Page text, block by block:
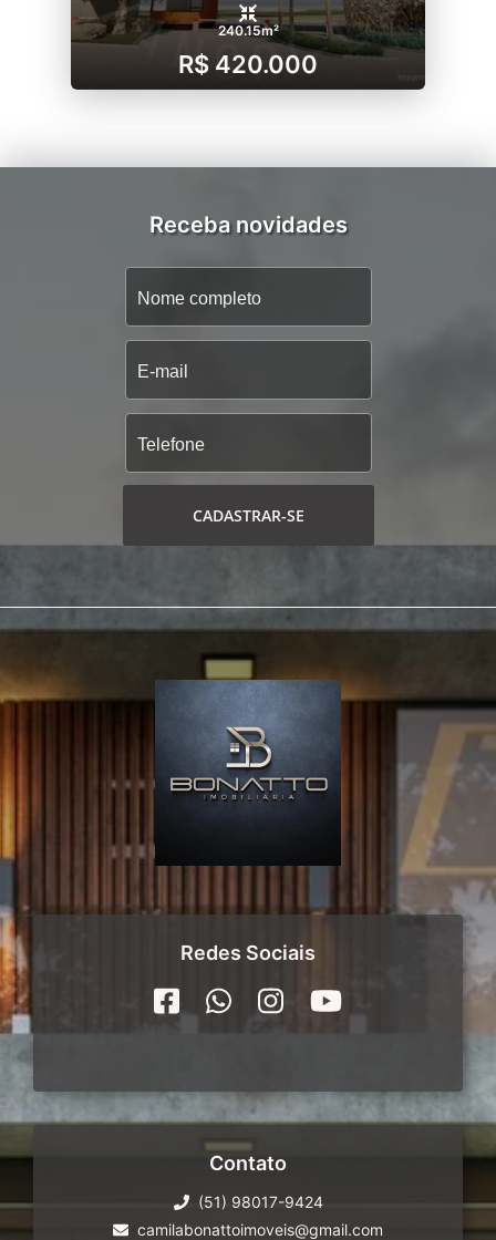
240.15m²
R$ 420.000
Receba novidades
CADASTRAR-SE
Redes Sociais
Contato
(51) 98017-9424
camilabonattoimoveis@gmail.com